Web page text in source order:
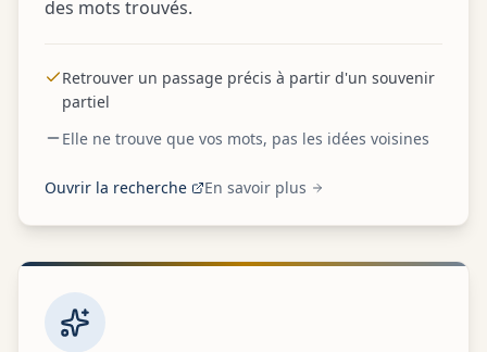
des mots trouvés.
Retrouver un passage précis à partir d'un souvenir
partiel
Elle ne trouve que vos mots, pas les idées voisines
Ouvrir la recherche En savoir plus